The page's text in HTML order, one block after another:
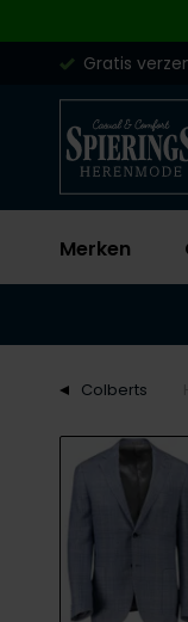
Gratis
Merken
Colberts